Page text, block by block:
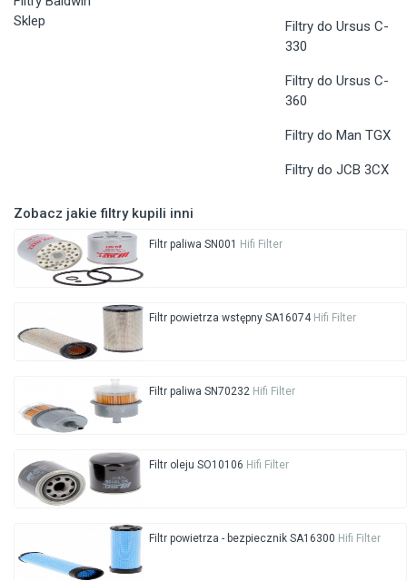
Sklep
Filtry do Ursus C-
330
Filtry do Ursus C-
360
Filtry do Man TGX
Filtry do JCB 3CX
Zobacz jakie filtry kupili inni
Filtr paliwa SN001 Hifi Filter
Filtr powietrza wstępny SA16074 Hifi Filter
Filtr paliwa SN70232 Hifi Filter
Filtr oleju SO10106 Hifi Filter
Filtr powietrza - bezpiecznik SA16300 Hifi Filter